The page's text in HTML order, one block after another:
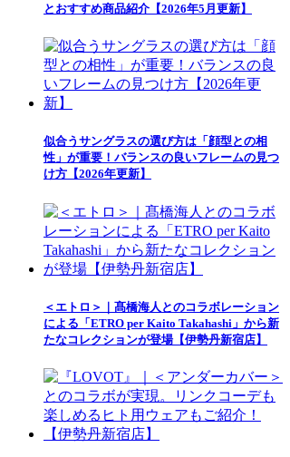
とおすすめ商品紹介【2026年5月更新】
似合うサングラスの選び方は「顔型との相
性」が重要！バランスの良いフレームの見つ
け方【2026年更新】
＜エトロ＞｜髙橋海人とのコラボレーション
による「ETRO per Kaito Takahashi」から新
たなコレクションが登場【伊勢丹新宿店】